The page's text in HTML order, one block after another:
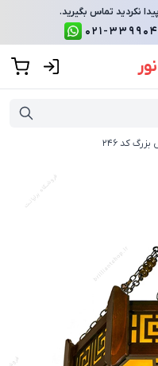
نکردید تماس بگیرید.
021-
کد 246